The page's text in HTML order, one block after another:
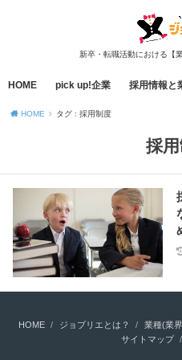
新卒・転職活動における【
HOME pick up!企業 採用情報と
HOME タグ : 採用制度
採
HOME ジョブリエとは？ 業種(業
サイトマップ